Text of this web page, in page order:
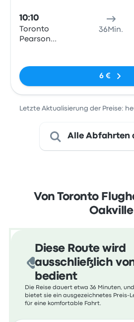
10:10
Toronto
Pearson
36Min.
6 €
Letzte Aktualisierung der Preise:
Alle Abfahrten
Von Toronto
Oakville
Diese Route wird
ausschließlich
bedient
Die Reise dauert etwa 36 Minuten,
bietet sie ein ausgezeichnetes Preis-
für eine komfortable Fahrt.